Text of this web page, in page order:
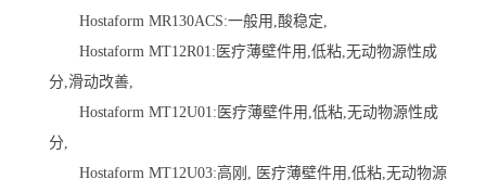
Hostaform MR130ACS:一般用,酸稳定,
Hostaform MT12R01:医疗薄壁件用,低粘,无动物源性成
分,滑动改善,
Hostaform MT12U01:医疗薄壁件用,低粘,无动物源性成
分,
Hostaform MT12U03:高刚, 医疗薄壁件用,低粘,无动物源